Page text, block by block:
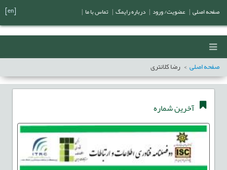
صفحه اصلی رضا کلانتری
آخرین شماره
صفحه اصلی عضویت/ ورود درباره رایمگ تماس با ما